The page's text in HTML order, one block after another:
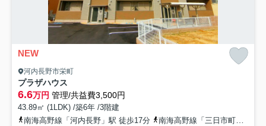
NEW
河内長野市栄町
プラザハウス
6.6万円 管理/共益費3,500円
43.89㎡ (1LDK) /築6年 /3階建
南海高野線「河内長野」駅 徒歩17分
南海高野線「三日市町」駅 徒歩31分